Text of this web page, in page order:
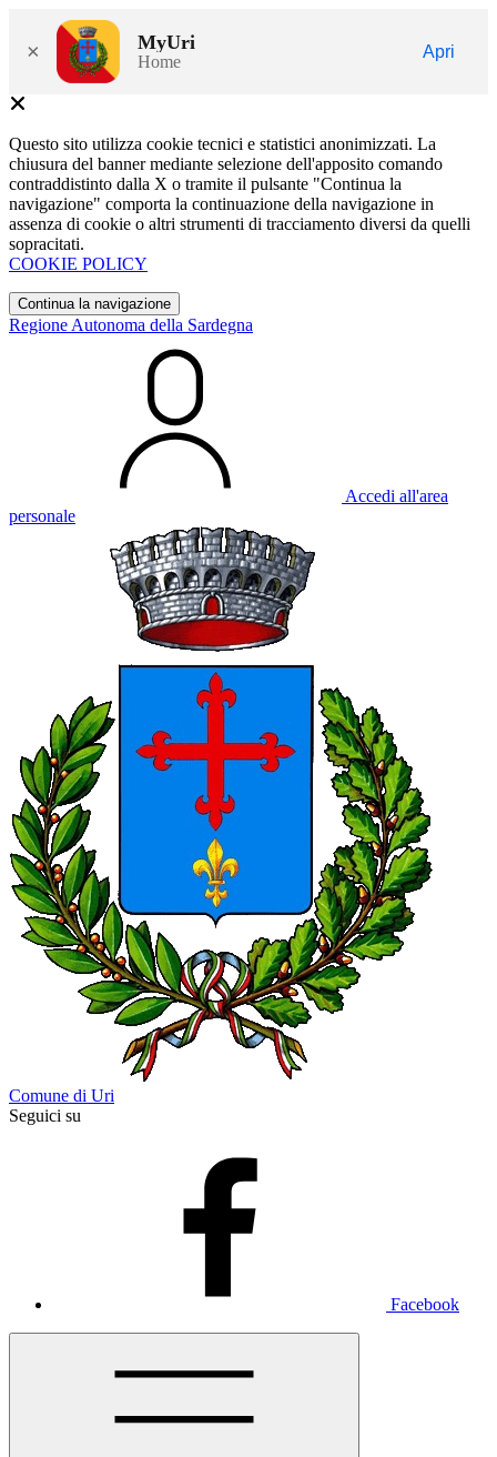
× MyUri
Home
Apri
Questo sito utilizza cookie tecnici e statistici anonimizzati. La
chiusura del banner mediante selezione dell'apposito comando
contraddistinto dalla X o tramite il pulsante "Continua la
navigazione" comporta la continuazione della navigazione in
assenza di cookie o altri strumenti di tracciamento diversi da quelli
sopracitati.
COOKIE POLICY
Continua la navigazione
Regione Autonoma della Sardegna
Accedi all'area
personale
Comune di Uri
Seguici su
Facebook